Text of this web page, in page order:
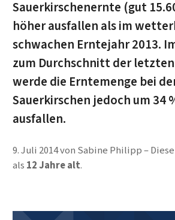
Sauerkirschenernte (gut
höher ausfallen als im
schwachen Erntejahr 2013.
zum Durchschnitt der
werde die Erntemenge bei
Sauerkirschen jedoch um 34
ausfallen.
9. Juli 2014von Sabine Philipp
als 12 Jahre alt.